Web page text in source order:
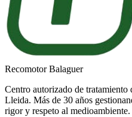
Recomotor Balaguer
Centro autorizado de
Lleida. Más de 30 años
rigor y respeto al medioambiente.